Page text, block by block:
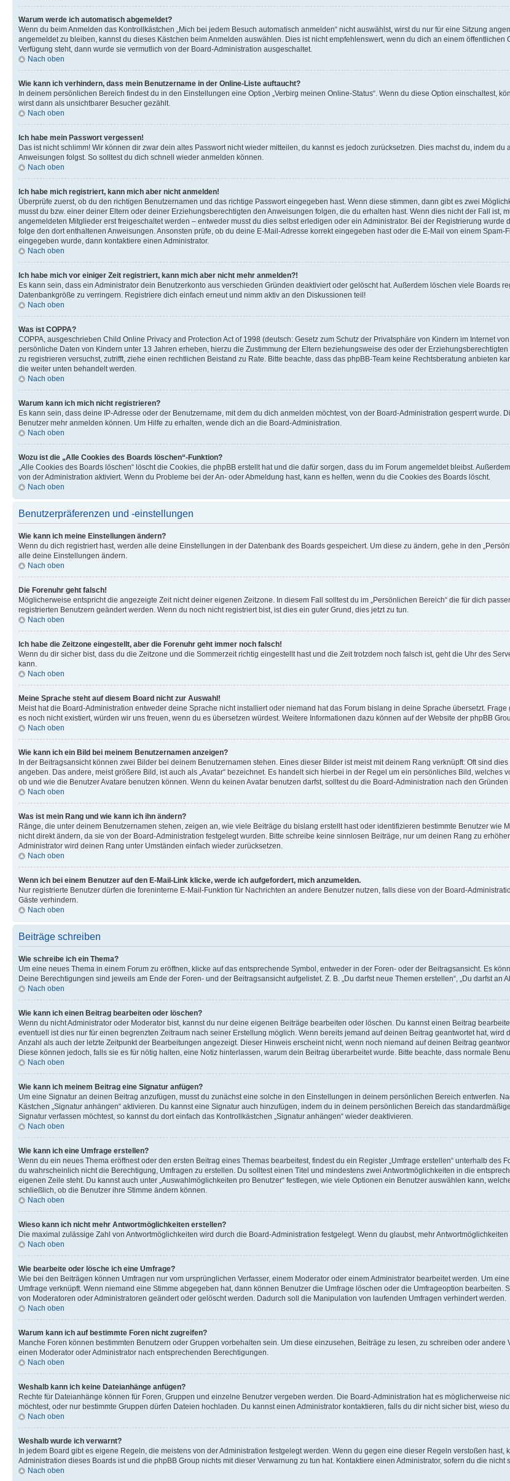
Warum werde ich automatisch abgemeldet?
Wenn du beim Anmelden das Kontrollkästchen „Mich bei jedem Besuch automatisch anmelden“ nicht auswählst, wirst du nur für eine Sitzung
angemeldet zu bleiben, kannst du dieses Kästchen beim Anmelden auswählen. Dies ist nicht empfehlenswert, wenn du dich an einem
Verfügung steht, dann wurde sie vermutlich von der Board-Administration ausgeschaltet.
Nach oben
Wie kann ich verhindern, dass mein Benutzername in der Online-Liste auftaucht?
In deinem persönlichen Bereich findest du in den Einstellungen eine Option „Verbirg meinen Online-Status“. Wenn du diese Option einschaltest,
wirst dann als unsichtbarer Besucher gezählt.
Nach oben
Ich habe mein Passwort vergessen!
Das ist nicht schlimm! Wir können dir zwar dein altes Passwort nicht wieder mitteilen, du kannst es jedoch zurücksetzen. Dies machst du, indem
Anweisungen folgst. So solltest du dich schnell wieder anmelden können.
Nach oben
Ich habe mich registriert, kann mich aber nicht anmelden!
Überprüfe zuerst, ob du den richtigen Benutzernamen und das richtige Passwort eingegeben hast. Wenn diese stimmen, dann gibt es zwei
musst du bzw. einer deiner Eltern oder deiner Erziehungsberechtigten den Anweisungen folgen, die du erhalten hast. Wenn dies nicht der Fall
angemeldeten Mitglieder erst freigeschaltet werden – entweder musst du dies selbst erledigen oder ein Administrator. Bei der Registrierung
folge den dort enthaltenen Anweisungen. Ansonsten prüfe, ob du deine E-Mail-Adresse korrekt eingegeben hast oder die E-Mail von einem
eingegeben wurde, dann kontaktiere einen Administrator.
Nach oben
Ich habe mich vor einiger Zeit registriert, kann mich aber nicht mehr anmelden?!
Es kann sein, dass ein Administrator dein Benutzerkonto aus verschieden Gründen deaktiviert oder gelöscht hat. Außerdem löschen viele Boards
Datenbankgröße zu verringern. Registriere dich einfach erneut und nimm aktiv an den Diskussionen teil!
Nach oben
Was ist COPPA?
COPPA, ausgeschrieben Child Online Privacy and Protection Act of 1998 (deutsch: Gesetz zum Schutz der Privatsphäre von Kindern im Internet
persönliche Daten von Kindern unter 13 Jahren erheben, hierzu die Zustimmung der Eltern beziehungsweise des oder der
zu registrieren versuchst, zutrifft, ziehe einen rechtlichen Beistand zu Rate. Bitte beachte, dass das phpBB-Team keine Rechtsberatung anbieten
die weiter unten behandelt werden.
Nach oben
Warum kann ich mich nicht registrieren?
Es kann sein, dass deine IP-Adresse oder der Benutzername, mit dem du dich anmelden möchtest, von der Board-Administration gesperrt
Benutzer mehr anmelden können. Um Hilfe zu erhalten, wende dich an die Board-Administration.
Nach oben
Wozu ist die „Alle Cookies des Boards löschen“-Funktion?
„Alle Cookies des Boards löschen“ löscht die Cookies, die phpBB erstellt hat und die dafür sorgen, dass du im Forum angemeldet bleibst.
von der Administration aktiviert. Wenn du Probleme bei der An- oder Abmeldung hast, kann es helfen, wenn du die Cookies des Boards löscht.
Nach oben
Benutzerpräferenzen und -einstellungen
Wie kann ich meine Einstellungen ändern?
Wenn du dich registriert hast, werden alle deine Einstellungen in der Datenbank des Boards gespeichert. Um diese zu ändern, gehe in den
alle deine Einstellungen ändern.
Nach oben
Die Forenuhr geht falsch!
Möglicherweise entspricht die angezeigte Zeit nicht deiner eigenen Zeitzone. In diesem Fall solltest du im „Persönlichen Bereich“ die für dich
registrierten Benutzern geändert werden. Wenn du noch nicht registriert bist, ist dies ein guter Grund, dies jetzt zu tun.
Nach oben
Ich habe die Zeitzone eingestellt, aber die Forenuhr geht immer noch falsch!
Wenn du dir sicher bist, dass du die Zeitzone und die Sommerzeit richtig eingestellt hast und die Zeit trotzdem noch falsch ist, geht die Uhr des
kann.
Nach oben
Meine Sprache steht auf diesem Board nicht zur Auswahl!
Meist hat die Board-Administration entweder deine Sprache nicht installiert oder niemand hat das Forum bislang in deine Sprache übersetzt.
es noch nicht existiert, würden wir uns freuen, wenn du es übersetzen würdest. Weitere Informationen dazu können auf der Website der phpBB
Nach oben
Wie kann ich ein Bild bei meinem Benutzernamen anzeigen?
In der Beitragsansicht können zwei Bilder bei deinem Benutzernamen stehen. Eines dieser Bilder ist meist mit deinem Rang verknüpft: Oft sind
angeben. Das andere, meist größere Bild, ist auch als „Avatar“ bezeichnet. Es handelt sich hierbei in der Regel um ein persönliches Bild,
ob und wie die Benutzer Avatare benutzen können. Wenn du keinen Avatar benutzen darfst, solltest du die Board-Administration nach den Gründen
Nach oben
Was ist mein Rang und wie kann ich ihn ändern?
Ränge, die unter deinem Benutzernamen stehen, zeigen an, wie viele Beiträge du bislang erstellt hast oder identifizieren bestimmte Benutzer
nicht direkt ändern, da sie von der Board-Administration festgelegt wurden. Bitte schreibe keine sinnlosen Beiträge, nur um deinen Rang zu
Administrator wird deinen Rang unter Umständen einfach wieder zurücksetzen.
Nach oben
Wenn ich bei einem Benutzer auf den E-Mail-Link klicke, werde ich aufgefordert, mich anzumelden.
Nur registrierte Benutzer dürfen die foreninterne E-Mail-Funktion für Nachrichten an andere Benutzer nutzen, falls diese von der Board-
Gäste verhindern.
Nach oben
Beiträge schreiben
Wie schreibe ich ein Thema?
Um eine neues Thema in einem Forum zu eröffnen, klicke auf das entsprechende Symbol, entweder in der Foren- oder der Beitragsansicht. Es
Deine Berechtigungen sind jeweils am Ende der Foren- und der Beitragsansicht aufgelistet. Z. B. „Du darfst neue Themen erstellen“, „Du darfst an
Nach oben
Wie kann ich einen Beitrag bearbeiten oder löschen?
Wenn du nicht Administrator oder Moderator bist, kannst du nur deine eigenen Beiträge bearbeiten oder löschen. Du kannst einen Beitrag
eventuell ist dies nur für einen begrenzten Zeitraum nach seiner Erstellung möglich. Wenn bereits jemand auf deinen Beitrag geantwortet hat,
Anzahl als auch der letzte Zeitpunkt der Bearbeitungen angezeigt. Dieser Hinweis erscheint nicht, wenn noch niemand auf deinen Beitrag
Diese können jedoch, falls sie es für nötig halten, eine Notiz hinterlassen, warum dein Beitrag überarbeitet wurde. Bitte beachte, dass normale
Nach oben
Wie kann ich meinem Beitrag eine Signatur anfügen?
Um eine Signatur an deinen Beitrag anzufügen, musst du zunächst eine solche in den Einstellungen in deinem persönlichen Bereich entwerfen.
Kästchen „Signatur anhängen“ aktivieren. Du kannst eine Signatur auch hinzufügen, indem du in deinem persönlichen Bereich das
Signatur verfassen möchtest, so kannst du dort einfach das Kontrollkästchen „Signatur anhängen“ wieder deaktivieren.
Nach oben
Wie kann ich eine Umfrage erstellen?
Wenn du ein neues Thema eröffnest oder den ersten Beitrag eines Themas bearbeitest, findest du ein Register „Umfrage erstellen“ unterhalb
du wahrscheinlich nicht die Berechtigung, Umfragen zu erstellen. Du solltest einen Titel und mindestens zwei Antwortmöglichkeiten in die
eigenen Zeile steht. Du kannst auch unter „Auswahlmöglichkeiten pro Benutzer“ festlegen, wie viele Optionen ein Benutzer auswählen kann,
schließlich, ob die Benutzer ihre Stimme ändern können.
Nach oben
Wieso kann ich nicht mehr Antwortmöglichkeiten erstellen?
Die maximal zulässige Zahl von Antwortmöglichkeiten wird durch die Board-Administration festgelegt. Wenn du glaubst, mehr
Nach oben
Wie bearbeite oder lösche ich eine Umfrage?
Wie bei den Beiträgen können Umfragen nur vom ursprünglichen Verfasser, einem Moderator oder einem Administrator bearbeitet werden. Um
Umfrage verknüpft. Wenn niemand eine Stimme abgegeben hat, dann können Benutzer die Umfrage löschen oder die Umfrageoption
von Moderatoren oder Administratoren geändert oder gelöscht werden. Dadurch soll die Manipulation von laufenden Umfragen verhindert werden.
Nach oben
Warum kann ich auf bestimmte Foren nicht zugreifen?
Manche Foren können bestimmten Benutzern oder Gruppen vorbehalten sein. Um diese einzusehen, Beiträge zu lesen, zu schreiben oder
einen Moderator oder Administrator nach entsprechenden Berechtigungen.
Nach oben
Weshalb kann ich keine Dateianhänge anfügen?
Rechte für Dateianhänge können für Foren, Gruppen und einzelne Benutzer vergeben werden. Die Board-Administration hat es möglicherweise
möchtest, oder nur bestimmte Gruppen dürfen Dateien hochladen. Du kannst einen Administrator kontaktieren, falls du dir nicht sicher bist, wieso
Nach oben
Weshalb wurde ich verwarnt?
In jedem Board gibt es eigene Regeln, die meistens von der Administration festgelegt werden. Wenn du gegen eine dieser Regeln verstoßen
Administration dieses Boards ist und die phpBB Group nichts mit dieser Verwarnung zu tun hat. Kontaktiere einen Administrator, sofern du die nicht
Nach oben